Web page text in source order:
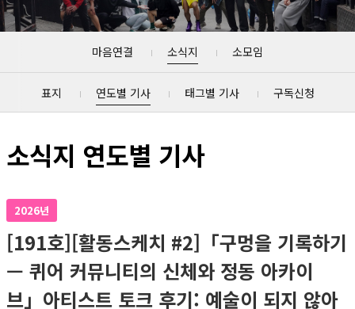
마음연결 소식지 소모임
표지 연도별 기사 태그별 기사 구독신청
소식지 연도별 기사
2026년
[191호][활동스케치 #2]「구멍을 기록하기
— 퀴어 커뮤니티의 신체와 정동 아카이
브」아티스트 토크 후기: 예술이 되지 않아